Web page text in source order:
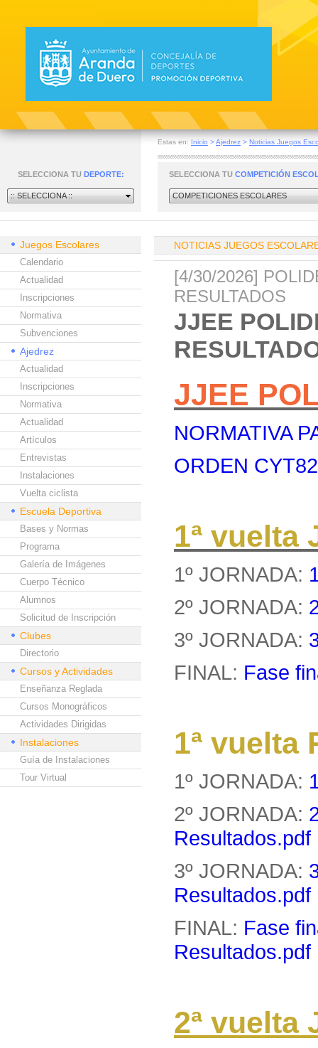
Estas en: Inicio >Ajedrez > Noticias Juegos
SELECCIONA TU DEPORTE:
:: SELECCIONA ::
SELECCIONA TU COMPETICIÓN
COMPETICIONES ESCOLARES
Juegos Escolares
Calendario
Actualidad
Inscripciones
Normativa
Subvenciones
Ajedrez
Actualidad
Inscripciones
Normativa
Actualidad
Artículos
Entrevistas
Instalaciones
Vuelta ciclista
Escuela Deportiva
Bases y Normas
Programa
Galería de Imágenes
Cuerpo Técnico
Alumnos
Solicitud de Inscripción
Clubes
Directorio
Cursos y Actividades
Enseñanza Reglada
Cursos Monográficos
Actividades Dirigidas
Instalaciones
Guía de Instalaciones
Tour Virtual
NOTICIAS JUEGOS
[4/30/2026]
RESULTADOS
JJEE
JJEE
NORMATIVA
ORDEN
1ª vuelta
1º JORNADA:
2º JORNADA:
3º JORNADA:
FINAL: Fase
1ª vuelta
1º JORNADA:
2º JORNADA:
Resultados.pdf
3º JORNADA:
Resultados.pdf
FINAL: Fase
Resultados.pdf
2ª vuelta